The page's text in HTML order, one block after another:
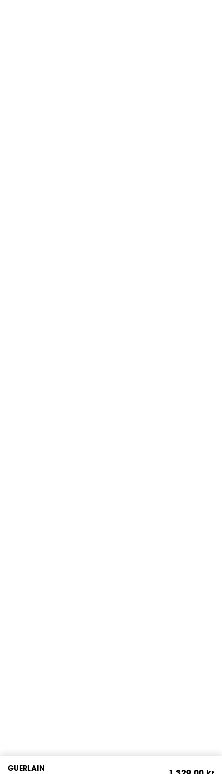
GUERLAIN